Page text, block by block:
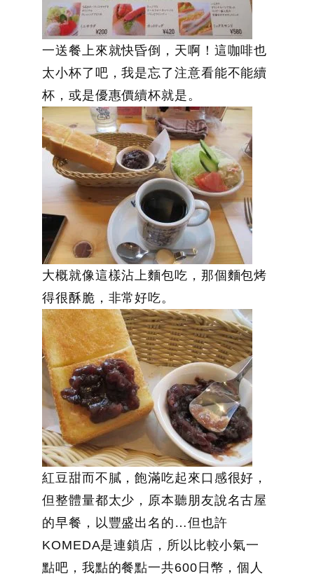
一送餐上來就快昏倒，天啊！這咖啡也
太小杯了吧，我是忘了注意看能不能續
杯，或是優惠價續杯就是。
大概就像這樣沾上麵包吃，那個麵包烤
得很酥脆，非常好吃。
紅豆甜而不膩，飽滿吃起來口感很好，
但整體量都太少，原本聽朋友說名古屋
的早餐，以豐盛出名的…但也許
KOMEDA是連鎖店，所以比較小氣一
點吧，我點的餐點一共600日幣，個人